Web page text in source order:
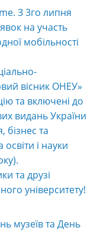
З 3го липня
на участь
мобільності
вісник ОНЕУ»
та включені до
видань України
бізнес та
і науки
та друзі
університету!
музеїв та День